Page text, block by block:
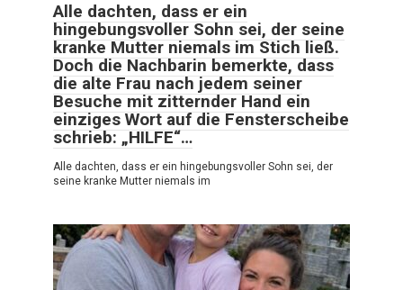
Alle dachten, dass er ein
hingebungsvoller Sohn sei, der seine
kranke Mutter niemals im Stich ließ.
Doch die Nachbarin bemerkte, dass
die alte Frau nach jedem seiner
Besuche mit zitternder Hand ein
einziges Wort auf die Fensterscheibe
schrieb: „HILFE“…
Alle dachten, dass er ein hingebungsvoller Sohn sei, der
seine kranke Mutter niemals im